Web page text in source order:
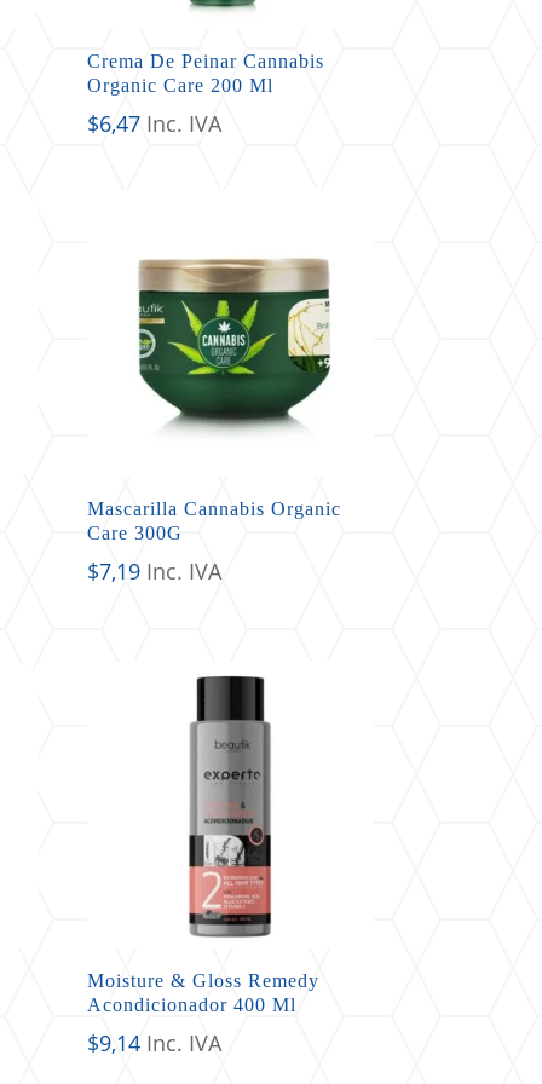
Crema De Peinar Cannabis
Organic Care 200 Ml
$6,47 Inc. IVA
Mascarilla Cannabis Organic
Care 300G
$7,19 Inc. IVA
Moisture & Gloss Remedy
Acondicionador 400 Ml
$9,14 Inc. IVA